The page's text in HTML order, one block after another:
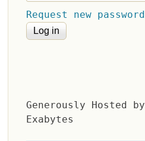
Request new password
Generously Hosted by
Exabytes